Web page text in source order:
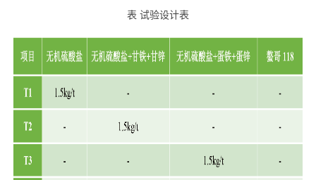
表 试验设计表